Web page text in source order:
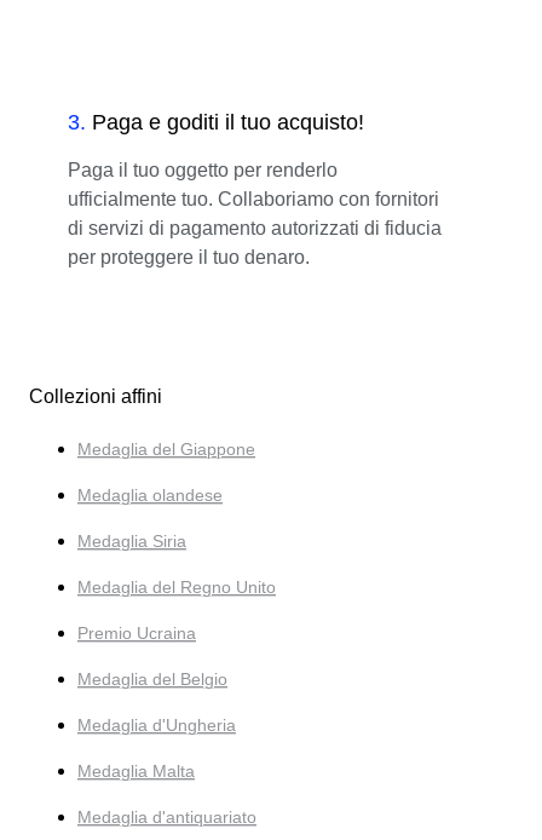
3. Paga e goditi il tuo acquisto!
Paga il tuo oggetto per renderlo
ufficialmente tuo. Collaboriamo con fornitori
di servizi di pagamento autorizzati di fiducia
per proteggere il tuo denaro.
Collezioni affini
Medaglia del Giappone
Medaglia olandese
Medaglia Siria
Medaglia del Regno Unito
Premio Ucraina
Medaglia del Belgio
Medaglia d'Ungheria
Medaglia Malta
Medaglia d'antiquariato